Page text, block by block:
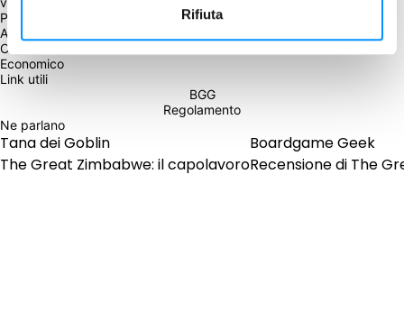
Rifiuta
Piazzamento tessere
Asimmetrico
Civilizzazione
Economico
Link utili
BGG
Regolamento
Ne parlano
Tana dei Goblin
The Great Zimbabwe: il capolavoro
Boardgame Geek
Recensione di The